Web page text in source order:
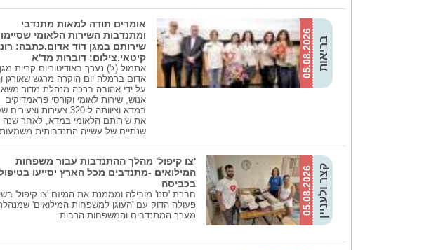
05.08.2026 בריאות
אומרים תודה למאות מתנדבי
ומתנדבות השירות הלאומי
שירותם במגן דוד אדום.כתבה:
קיטאי.צילום: דוברות מד'א
אתמול (ג') נערך באודיטוריום קריית
אדום ברמלה יום הוקרה מרגש שאורגן
על ידי אהובה ברכה מנהלת מדור
אנוש, שירות לאומי וקורסי פראמדיקים
במדא וציוותה ל-320 צעירות
את שירותם הלאומי במדא, לאחר שנה
שנתיים של עשייה התנדבותית
05.08.2026קצר ולעניין
'צו קיפול' מהלך ההתנדבות עבור משפחות
המילואים -מתנדבים מכל הארץ יסייעו
בכביסה
חברת 'סנו' מובילה ומממנת את המיזם 'צו קיפול'
פעולה הדוק עם 'העוגן למשפחות המילואים'
מערך המתנדבים והמשפחות הרבות